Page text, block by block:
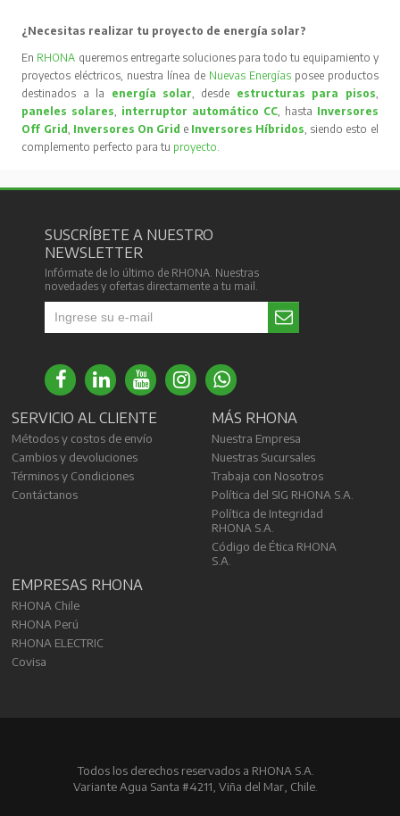
¿Necesitas realizar tu proyecto de energía solar?
En RHONA queremos entregarte soluciones para todo tu equipamiento y
proyectos eléctricos, nuestra línea de Nuevas Energíasposee productos
destinados a la energía solar, desde estructuras para pisos,
paneles solares, interruptor automático CC, hasta Inversores
Off Grid, Inversores On Grid e Inversores Híbridos, siendo esto el
complemento perfecto para tu proyecto.
SUSCRÍBETE A NUESTRO
NEWSLETTER
Infórmate de lo último de RHONA. Nuestras
novedades y ofertas directamente a tu mail.
SERVICIO AL CLIENTE
Métodos y costos de envío
Cambios y devoluciones
Términos y Condiciones
Contáctanos
MÁS RHONA
Nuestra Empresa
Nuestras Sucursales
Trabaja con Nosotros
Política del SIG RHONA S.A.
Política de Integridad
RHONA S.A.
Código de Ética RHONA
S.A.
EMPRESAS RHONA
RHONA Chile
RHONA Perú
RHONA ELECTRIC
Covisa
Todos los derechos reservados a RHONA S.A.
Variante Agua Santa #4211, Viña del Mar, Chile.